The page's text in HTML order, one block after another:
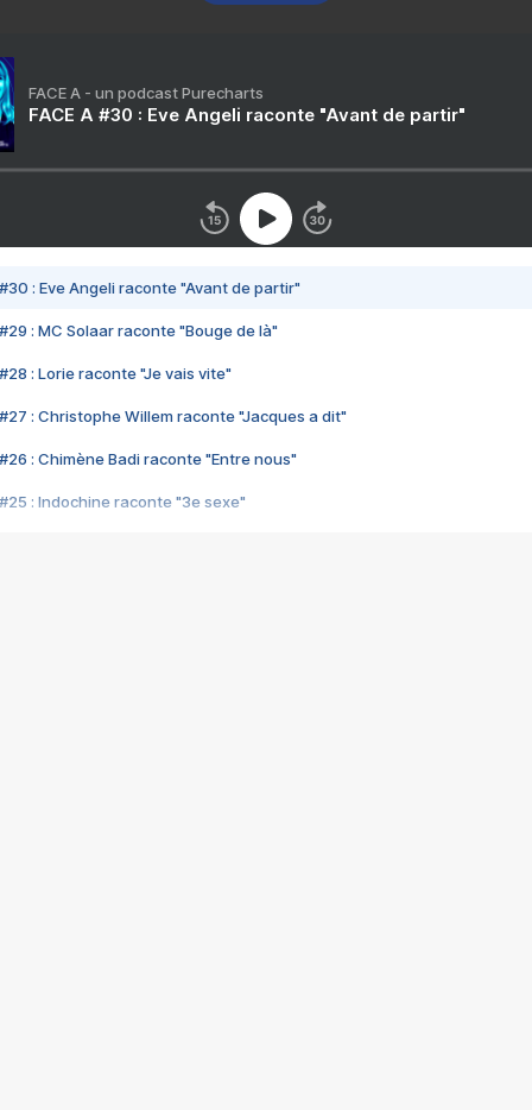
FACE A - un podcast Purecharts
FACE A #30 : Eve Angeli raconte "Avant de partir"
#30 : Eve Angeli raconte "Avant de partir"
#29 : MC Solaar raconte "Bouge de là"
#28 : Lorie raconte "Je vais vite"
#27 : Christophe Willem raconte "Jacques a dit"
#26 : Chimène Badi raconte "Entre nous"
#25 : Indochine raconte "3e sexe"